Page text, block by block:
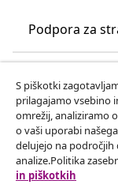
Podpora za
vidaXL
Odkrijte več
S piškotki
prilagajamo vsebino
omrežij, analiziramo
o vaši uporabi
delujejo na področjih
analize.Politika
in piškotkih